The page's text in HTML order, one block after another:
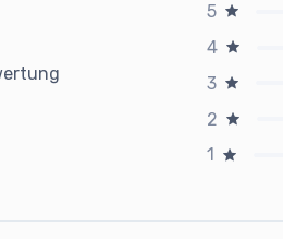
5
4
3
2
1